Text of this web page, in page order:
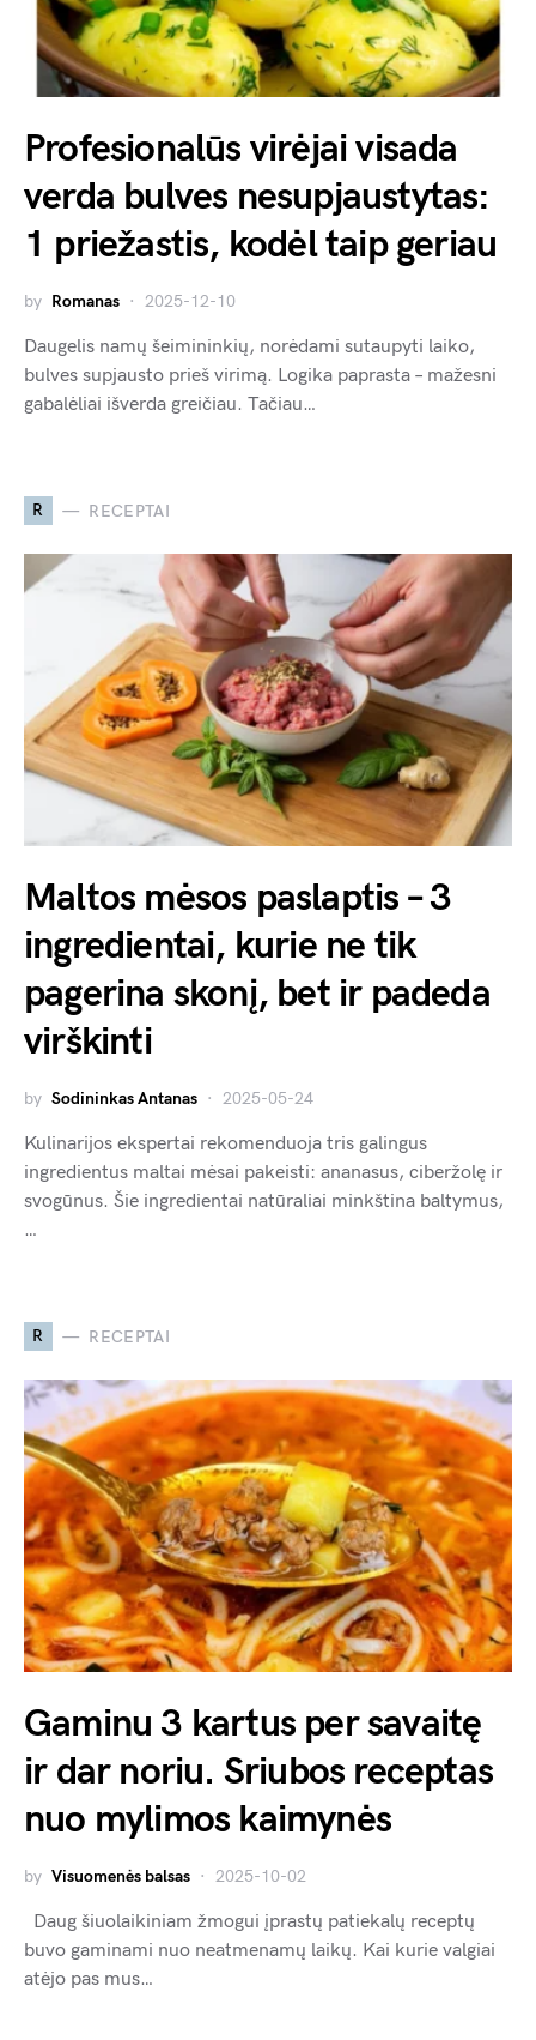
Profesionalūs virėjai visada
verda bulves nesupjaustytas:
1 priežastis, kodėl taip geriau
by Romanas 2025-12-10
Daugelis namų šeimininkių, norėdami sutaupyti laiko,
bulves supjausto prieš virimą. Logika paprasta – mažesni
gabalėliai išverda greičiau. Tačiau…
R RECEPTAI
Maltos mėsos paslaptis – 3
ingredientai, kurie ne tik
pagerina skonį, bet ir padeda
virškinti
by Sodininkas Antanas 2025-05-24
Kulinarijos ekspertai rekomenduoja tris galingus
ingredientus maltai mėsai pakeisti: ananasus, ciberžolę ir
svogūnus. Šie ingredientai natūraliai minkština baltymus,
…
R RECEPTAI
Gaminu 3 kartus per savaitę
ir dar noriu. Sriubos receptas
nuo mylimos kaimynės
by Visuomenės balsas 2025-10-02
Daug šiuolaikiniam žmogui įprastų patiekalų receptų
buvo gaminami nuo neatmenamų laikų. Kai kurie valgiai
atėjo pas mus…